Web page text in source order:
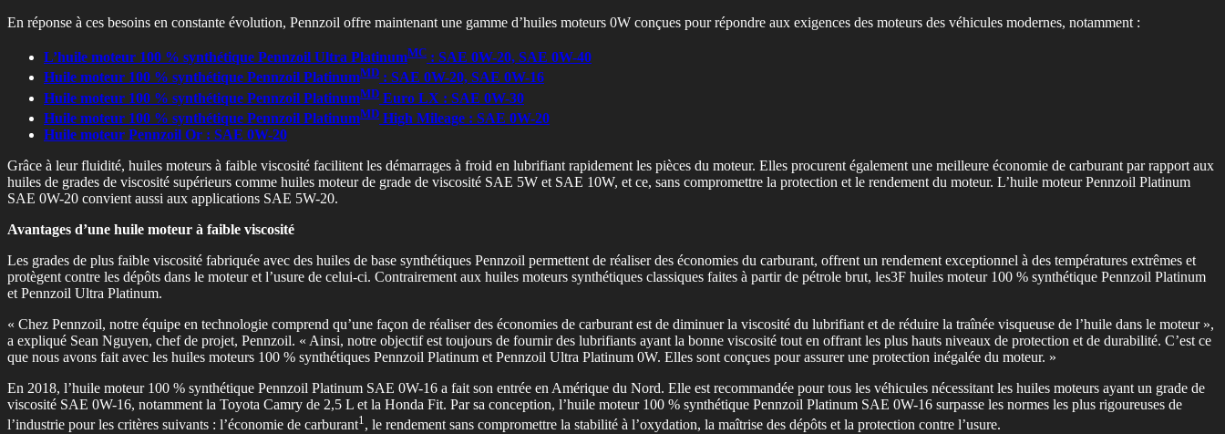
En réponse à ces besoins en constante évolution, Pennzoil offre maintenant une gamme d’huiles moteurs 0W conçues pour répondre aux exigences des moteurs des véhicules modernes, notamment :
L’huile moteur 100 % synthétique Pennzoil Ultra PlatinumMC : SAE 0W-20, SAE 0W-40
Huile moteur 100 % synthétique Pennzoil PlatinumMD : SAE 0W-20, SAE 0W-16
Huile moteur 100 % synthétique Pennzoil PlatinumMD Euro LX : SAE 0W-30
Huile moteur 100 % synthétique Pennzoil PlatinumMD High Mileage : SAE 0W-20
Huile moteur Pennzoil Or : SAE 0W-20
Grâce à leur fluidité, huiles moteurs à faible viscosité facilitent les démarrages à froid en lubrifiant rapidement les pièces du moteur. Elles procurent également une meilleure économie de carburant par rapport aux
huiles de grades de viscosité supérieurs comme huiles moteur de grade de viscosité SAE 5W et SAE 10W, et ce, sans compromettre la protection et le rendement du moteur. L’huile moteur Pennzoil Platinum
SAE 0W-20 convient aussi aux applications SAE 5W-20.
Avantages d’une huile moteur à faible viscosité
Les grades de plus faible viscosité fabriquée avec des huiles de base synthétiques Pennzoil permettent de réaliser des économies du carburant, offrent un rendement exceptionnel à des températures extrêmes et
protègent contre les dépôts dans le moteur et l’usure de celui-ci. Contrairement aux huiles moteurs synthétiques classiques faites à partir de pétrole brut, les3F huiles moteur 100 % synthétique Pennzoil Platinum
et Pennzoil Ultra Platinum.
« Chez Pennzoil, notre équipe en technologie comprend qu’une façon de réaliser des économies de carburant est de diminuer la viscosité du lubrifiant et de réduire la traînée visqueuse de l’huile dans le moteur »,
a expliqué Sean Nguyen, chef de projet, Pennzoil. « Ainsi, notre objectif est toujours de fournir des lubrifiants ayant la bonne viscosité tout en offrant les plus hauts niveaux de protection et de durabilité. C’est ce
que nous avons fait avec les huiles moteurs 100 % synthétiques Pennzoil Platinum et Pennzoil Ultra Platinum 0W. Elles sont conçues pour assurer une protection inégalée du moteur. »
En 2018, l’huile moteur 100 % synthétique Pennzoil Platinum SAE 0W-16 a fait son entrée en Amérique du Nord. Elle est recommandée pour tous les véhicules nécessitant les huiles moteurs ayant un grade de
viscosité SAE 0W-16, notamment la Toyota Camry de 2,5 L et la Honda Fit. Par sa conception, l’huile moteur 100 % synthétique Pennzoil Platinum SAE 0W-16 surpasse les normes les plus rigoureuses de
l’industrie pour les critères suivants : l’économie de carburant1, le rendement sans compromettre la stabilité à l’oxydation, la maîtrise des dépôts et la protection contre l’usure.